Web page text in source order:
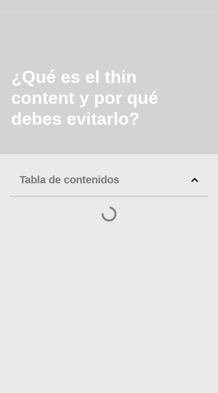
¿Qué es el thin
content y por qué
debes evitarlo?
Tabla de contenidos